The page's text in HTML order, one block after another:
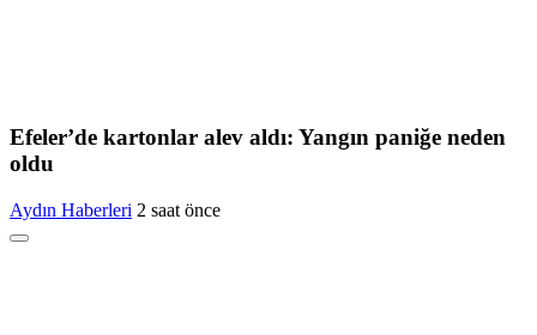
Efeler’de kartonlar alev aldı: Yangın paniğe neden
oldu
Aydın Haberleri 2 saat önce